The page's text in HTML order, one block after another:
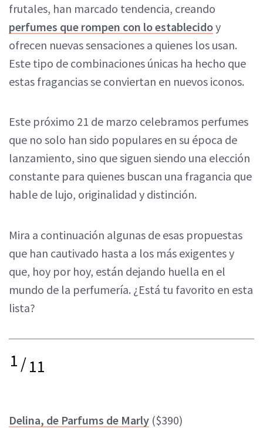
frutales, han marcado tendencia, creando
perfumes que rompen con lo establecidoy
ofrecen nuevas sensaciones a quienes los usan.
Este tipo de combinaciones únicas ha hecho que
estas fragancias se conviertan en nuevos iconos.
Este próximo 21 de marzo celebramos perfumes
que no solo han sido populares en su época de
lanzamiento, sino que siguen siendo una elección
constante para quienes buscan una fragancia que
hable de lujo, originalidad y distinción.
Mira a continuación algunas de esas propuestas
que han cautivado hasta a los más exigentes y
que, hoy por hoy, están dejando huella en el
mundo de la perfumería. ¿Está tu favorito en esta
lista?
1/11
Delina, de Parfums de Marly ($390)